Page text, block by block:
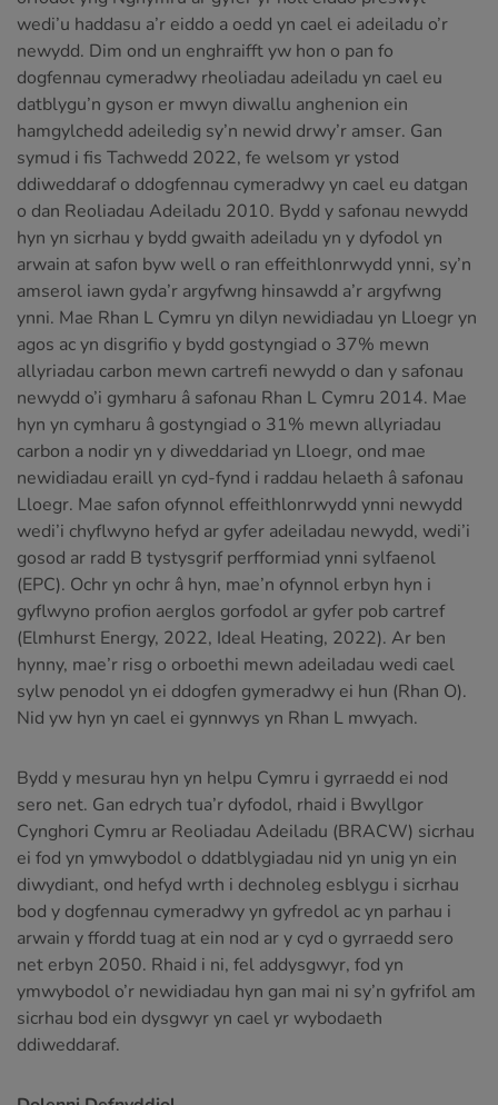
wedi’u haddasu a’r eiddo a oedd yn cael ei adeiladu o’r
newydd. Dim ond un enghraifft yw hon o pan fo
dogfennau cymeradwy rheoliadau adeiladu yn cael eu
datblygu’n gyson er mwyn diwallu anghenion ein
hamgylchedd adeiledig sy’n newid drwy’r amser. Gan
symud i fis Tachwedd 2022, fe welsom yr ystod
ddiweddaraf o ddogfennau cymeradwy yn cael eu datgan
o dan Reoliadau Adeiladu 2010. Bydd y safonau newydd
hyn yn sicrhau y bydd gwaith adeiladu yn y dyfodol yn
arwain at safon byw well o ran effeithlonrwydd ynni, sy’n
amserol iawn gyda’r argyfwng hinsawdd a’r argyfwng
ynni. Mae Rhan L Cymru yn dilyn newidiadau yn Lloegr yn
agos ac yn disgrifio y bydd gostyngiad o 37% mewn
allyriadau carbon mewn cartrefi newydd o dan y safonau
newydd o’i gymharu â safonau Rhan L Cymru 2014. Mae
hyn yn cymharu â gostyngiad o 31% mewn allyriadau
carbon a nodir yn y diweddariad yn Lloegr, ond mae
newidiadau eraill yn cyd-fynd i raddau helaeth â safonau
Lloegr. Mae safon ofynnol effeithlonrwydd ynni newydd
wedi’i chyflwyno hefyd ar gyfer adeiladau newydd, wedi’i
gosod ar radd B tystysgrif perfformiad ynni sylfaenol
(EPC). Ochr yn ochr â hyn, mae’n ofynnol erbyn hyn i
gyflwyno profion aerglos gorfodol ar gyfer pob cartref
(Elmhurst Energy, 2022, Ideal Heating, 2022). Ar ben
hynny, mae’r risg o orboethi mewn adeiladau wedi cael
sylw penodol yn ei ddogfen gymeradwy ei hun (Rhan O).
Nid yw hyn yn cael ei gynnwys yn Rhan L mwyach.
Bydd y mesurau hyn yn helpu Cymru i gyrraedd ei nod
sero net. Gan edrych tua’r dyfodol, rhaid i Bwyllgor
Cynghori Cymru ar Reoliadau Adeiladu (BRACW) sicrhau
ei fod yn ymwybodol o ddatblygiadau nid yn unig yn ein
diwydiant, ond hefyd wrth i dechnoleg esblygu i sicrhau
bod y dogfennau cymeradwy yn gyfredol ac yn parhau i
arwain y ffordd tuag at ein nod ar y cyd o gyrraedd sero
net erbyn 2050. Rhaid i ni, fel addysgwyr, fod yn
ymwybodol o’r newidiadau hyn gan mai ni sy’n gyfrifol am
sicrhau bod ein dysgwyr yn cael yr wybodaeth
ddiweddaraf.